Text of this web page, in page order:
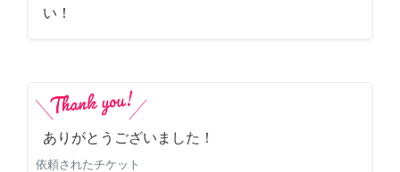
い！
ありがとうございました！
依頼されたチケット